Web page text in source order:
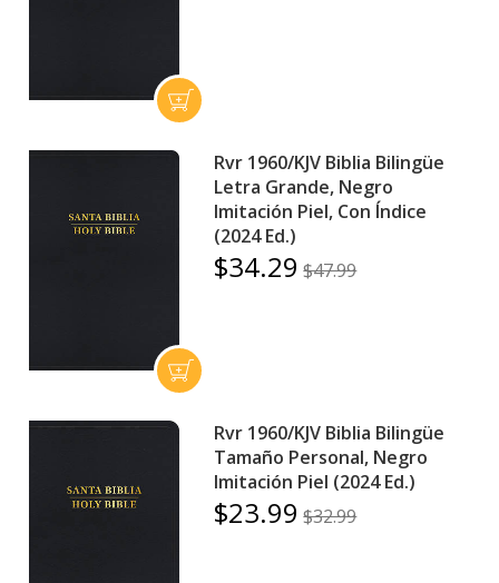
Rvr 1960/KJV Biblia Bilingüe
Letra Grande, Negro
Imitación Piel, Con Índice
(2024 Ed.)
$34.29 $47.99
Rvr 1960/KJV Biblia Bilingüe
Tamaño Personal, Negro
Imitación Piel (2024 Ed.)
$23.99 $32.99